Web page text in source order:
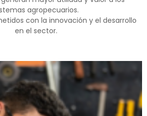
agropecuarios.
con la innovación y el desarrollo
en el sector.